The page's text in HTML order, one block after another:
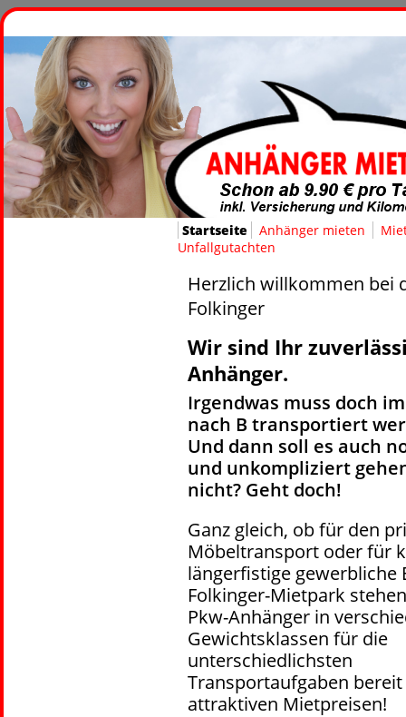
Startseite Anhänger mieten
Unfallgutachten
Herzlich willkommen bei
Folkinger
Wir sind Ihr
Anhänger.
Irgendwas muss doch
nach B transportiert
Und dann soll es auch
und unkompliziert
nicht? Geht doch!
Ganz gleich, ob für den
Möbeltransport oder für
längerfistige gewerbliche
Folkinger-Mietpark
Pkw-Anhänger in
Gewichtsklassen für die
unterschiedlichsten
Transportaufgaben bereit
attraktiven Mietpreisen!